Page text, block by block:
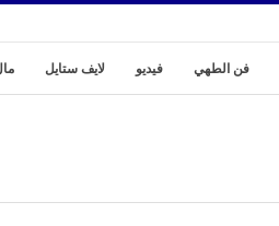
فن الطهي فيديو لايف ستايل